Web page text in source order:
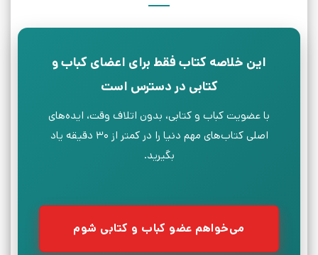
این خلاصه کتاب فقط برای اعضای کباب و
کتابی در دسترس است
با عضویت کباب و کتابی، بدون اتلاف وقت، ایده‌های
اصلی کتاب‌های مهم دنیا را در کمتر از ۳۰ دقیقه یاد
بگیرید.
می‌خواهم عضو کباب و کتابی شوم